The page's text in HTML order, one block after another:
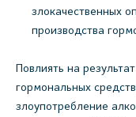
злокачественных
производства
Повлиять на
гормональных
злоупотребление